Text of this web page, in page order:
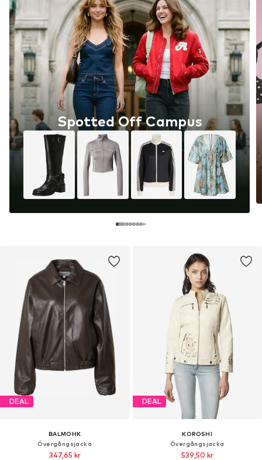
DEAL
BALMOHK
Övergångsjacka
347,65 kr
Spotted Off Campus
DEAL
KOROSHI
Övergångsjacka
539,50 kr